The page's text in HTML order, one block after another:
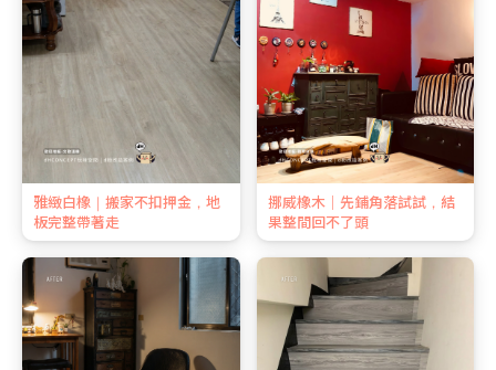
雅緻白橡｜搬家不扣押金，地
板完整帶著走
挪威橡木｜先鋪角落試試，結
果整間回不了頭